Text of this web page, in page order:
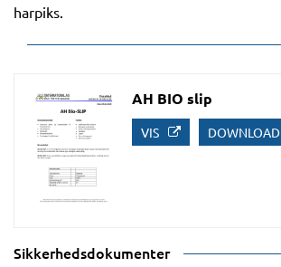
harpiks.
AH BIO slip
VIS DOWNLOAD
Sikkerhedsdokumenter